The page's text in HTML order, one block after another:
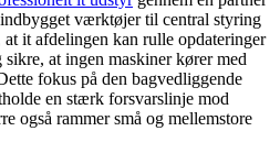
værktøjer til central styring
it afdelingen kan rulle opdateringer
at ingen maskiner kører med
fokus på den bagvedliggende
en stærk forsvarslinje mod
også rammer små og mellemstore